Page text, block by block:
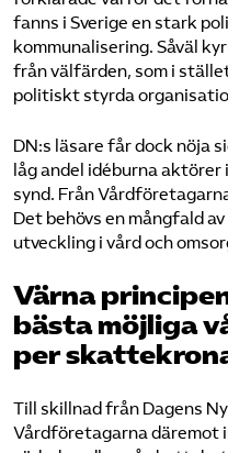
fanns i Sverige en stark
kommunalisering. Såväl
från välfärden, som i
politiskt styrda
DN:s läsare får dock nöja
låg andel idéburna
synd. Från
Det behövs en mångfald
utveckling i vård och
Värna
bästa möjliga
per
Till skillnad från Dagens
Vårdföretagarna däremot